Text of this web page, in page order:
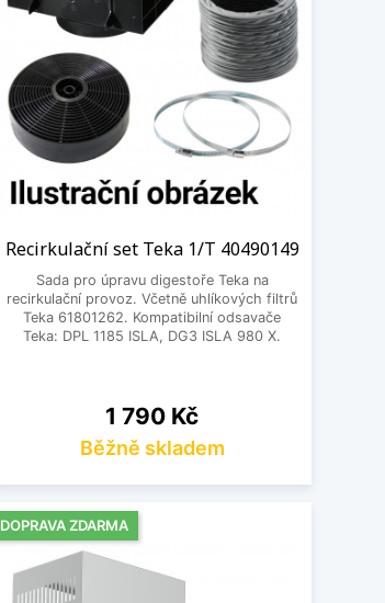
Recirkulační set Teka 1/T 40490149
Sada pro úpravu digestoře Teka na
recirkulační provoz. Včetně uhlíkových filtrů
Teka 61801262. Kompatibilní odsavače
Teka: DPL 1185 ISLA, DG3 ISLA 980 X.
Cena
1 790 Kč
Běžně skladem
DOPRAVA ZDARMA